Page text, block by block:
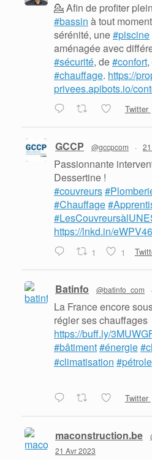
💁 Afin de profiter
#bassin à tout
sérénité, une#piscine
aménagée avec
#sécurité, de#confort
#chauffage. https://
privees.apibots.io/
Twitter
GCCP @gccpcom ·
Passionnante
Dessertine !
#couvreurs
#Chauffage
https://lnkd.in/
1 1
Batinfo @batinfo_com ·
La France encore
régler ses chauffages
https://buff.ly/
#bâtiment#énergie
#climatisation #pétrole
Twitter
maconstruction.be
21 Avr 2023